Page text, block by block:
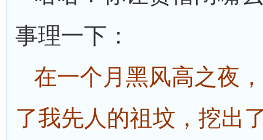
事理一下：
在一个月黑风高之夜
了我先人的祖坟，挖出